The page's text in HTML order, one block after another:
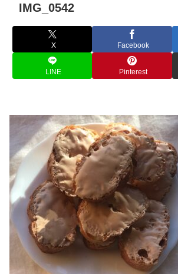
IMG_0542
X Facebook
LINE Pinterest